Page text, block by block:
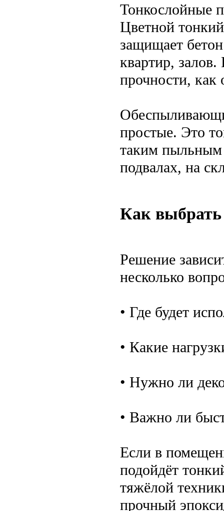
Тонкослойные
Цветной
защищает
квартир,
прочности, как
простые. Это
таким пыльным
подвалах, на
Как
Решение
несколько
• Где будет
• Какие
• Нужно ли
• Важно ли
Если в
подойдёт
тяжёлой
прочный